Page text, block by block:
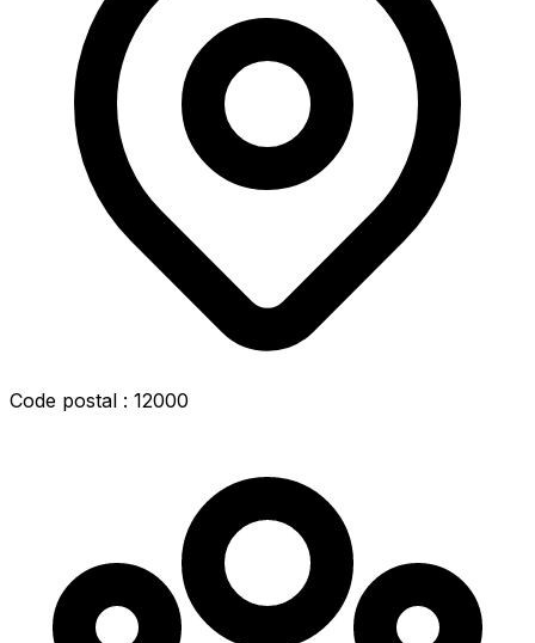
Code postal : 12000